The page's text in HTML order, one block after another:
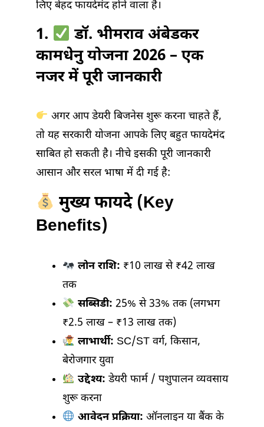
लिए बेहद फायदेमंद होने वाला है।
1.
डॉ. भीमराव अंबेडकर
कामधेनु योजना 2026 – एक
नजर में पूरी जानकारी
अगर आप डेयरी बिजनेस शुरू करना चाहते हैं,
तो यह सरकारी योजना आपके लिए बहुत फायदेमंद
साबित हो सकती है। नीचे इसकी पूरी जानकारी
आसान और सरल भाषा में दी गई है:
मुख्य फायदे (Key
Benefits)
लोन राशि: ₹10 लाख से ₹42 लाख
तक
सब्सिडी: 25% से 33% तक (लगभग
₹2.5 लाख – ₹13 लाख तक)
लाभार्थी: SC/ST वर्ग, किसान,
बेरोजगार युवा
उद्देश्य: डेयरी फार्म / पशुपालन व्यवसाय
शुरू करना
आवेदन प्रक्रिया: ऑनलाइन या बैंक के